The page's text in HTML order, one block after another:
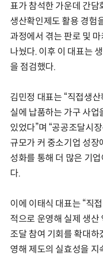
표가 참석한 가운데 간담
생산확인제도 활용 경험
과정에서 겪는 판로 및
나눴다. 이후 이 대표는
을 점검했다.
김민정 대표는 “직접생
실에 납품하는 가구 사
있었다”며 “공공조달시
규모가 커 중소기업 성장
성화를 통해 더 많은 기
다.
이에 이태식 대표는 “직
적으로 운영해 실제 생
조달 참여 기회를 확대하
영해 제도의 실효성을 지